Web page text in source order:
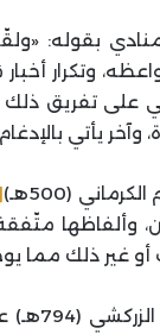
بقوله:
وتكرار
على تفريق
وآخر يأتي
(500هـ)
وألفاظها
غير ذلك مما يوجب
وهو